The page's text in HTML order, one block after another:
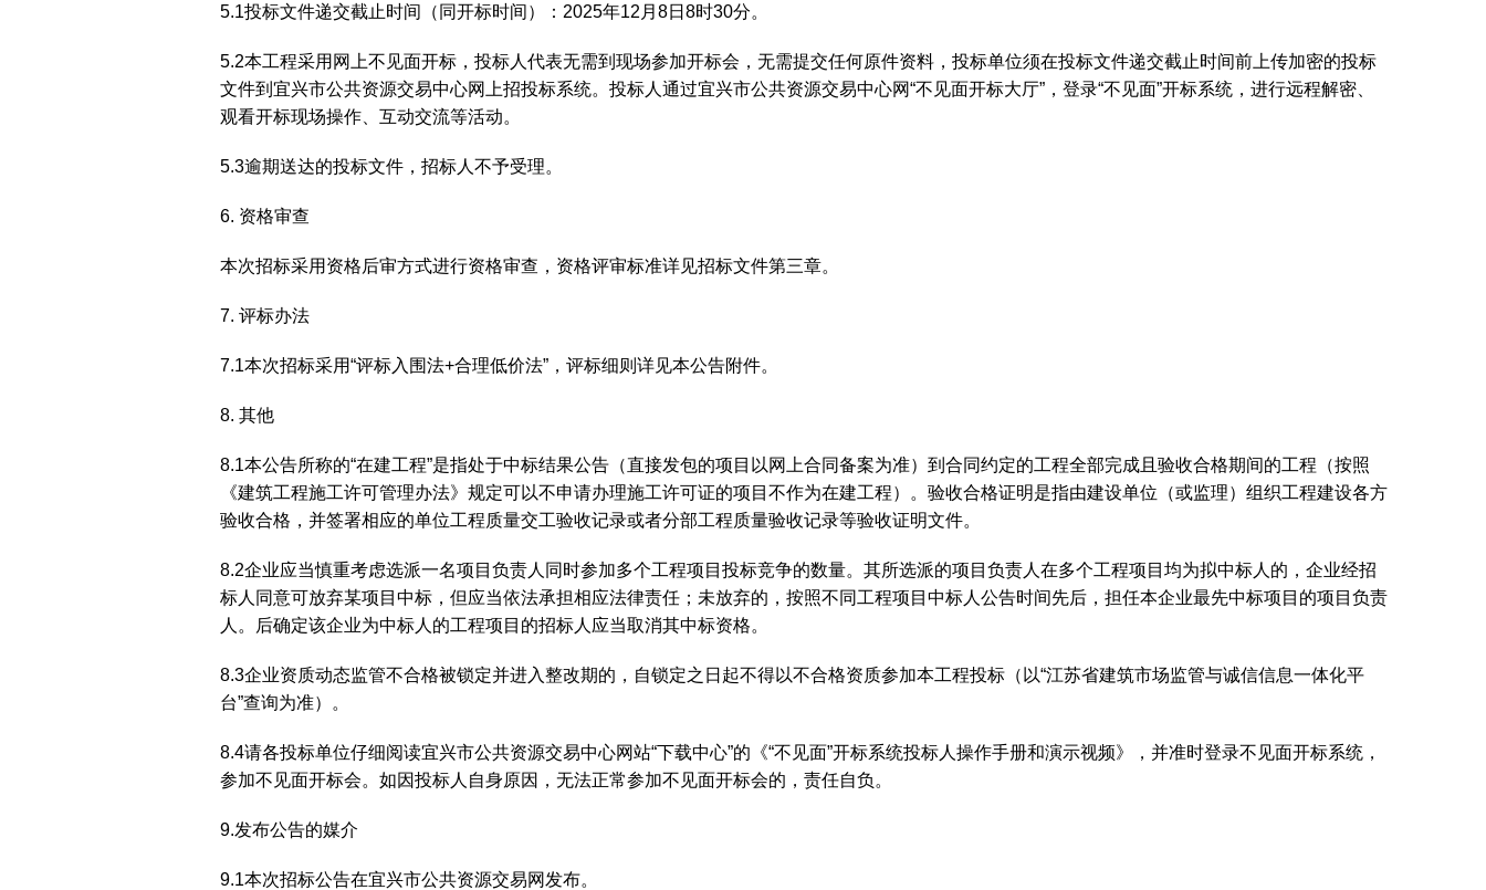
5.1投标文件递交截止时间（同开标时间）：2025年12月8日8时30分。
5.2本工程采用网上不见面开标，投标人代表无需到现场参加开标会，无需提交任何原件资料，投标单位须在投标文件递交截止时间前上传加密的投标
文件到宜兴市公共资源交易中心网上招投标系统。投标人通过宜兴市公共资源交易中心网“不见面开标大厅”，登录“不见面”开标系统，进行远程解密、
观看开标现场操作、互动交流等活动。
5.3逾期送达的投标文件，招标人不予受理。
6. 资格审查
本次招标采用资格后审方式进行资格审查，资格评审标准详见招标文件第三章。
7. 评标办法
7.1本次招标采用“评标入围法+合理低价法”，评标细则详见本公告附件。
8. 其他
8.1本公告所称的“在建工程”是指处于中标结果公告（直接发包的项目以网上合同备案为准）到合同约定的工程全部完成且验收合格期间的工程（按照
《建筑工程施工许可管理办法》规定可以不申请办理施工许可证的项目不作为在建工程）。验收合格证明是指由建设单位（或监理）组织工程建设各方
验收合格，并签署相应的单位工程质量交工验收记录或者分部工程质量验收记录等验收证明文件。
8.2企业应当慎重考虑选派一名项目负责人同时参加多个工程项目投标竞争的数量。其所选派的项目负责人在多个工程项目均为拟中标人的，企业经招
标人同意可放弃某项目中标，但应当依法承担相应法律责任；未放弃的，按照不同工程项目中标人公告时间先后，担任本企业最先中标项目的项目负责
人。后确定该企业为中标人的工程项目的招标人应当取消其中标资格。
8.3企业资质动态监管不合格被锁定并进入整改期的，自锁定之日起不得以不合格资质参加本工程投标（以“江苏省建筑市场监管与诚信信息一体化平
台”查询为准）。
8.4请各投标单位仔细阅读宜兴市公共资源交易中心网站“下载中心”的《“不见面”开标系统投标人操作手册和演示视频》，并准时登录不见面开标系统，
参加不见面开标会。如因投标人自身原因，无法正常参加不见面开标会的，责任自负。
9.发布公告的媒介
9.1本次招标公告在宜兴市公共资源交易网发布。